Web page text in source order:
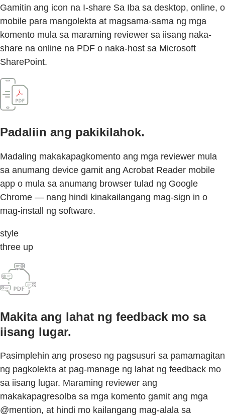
Gamitin ang icon na I-share Sa Iba sa desktop, online, o
mobile para mangolekta at magsama-sama ng mga
komento mula sa maraming reviewer sa iisang naka-
share na online na PDF o naka-host sa Microsoft
SharePoint.
Padaliin ang pakikilahok.
Madaling makakapagkomento ang mga reviewer mula
sa anumang device gamit ang Acrobat Reader mobile
app o mula sa anumang browser tulad ng Google
Chrome — nang hindi kinakailangang mag-sign in o
mag-install ng software.
style
three up
Makita ang lahat ng feedback mo sa
iisang lugar.
Pasimplehin ang proseso ng pagsusuri sa pamamagitan
ng pagkolekta at pag-manage ng lahat ng feedback mo
sa iisang lugar. Maraming reviewer ang
makakapagresolba sa mga komento gamit ang mga
@mention, at hindi mo kailangang mag-alala sa